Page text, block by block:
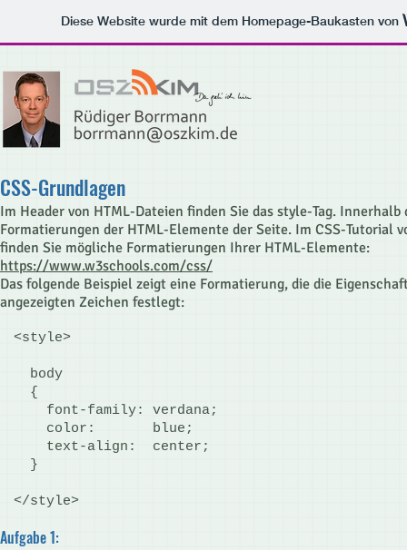
Diese Website wurde mit dem Homepage-Baukasten von
CSS-Grundlagen
Im Header von HTML-Dateien finden Sie das style-Tag. Innerhalb
Formatierungen der HTML-Elemente der Seite. Im CSS-Tutorial
finden Sie mögliche Formatierungen Ihrer HTML-Elemente:
https://www.w3schools.com/css/
Das folgende Beispiel zeigt eine Formatierung, die die
angezeigten Zeichen festlegt:
<style>
body
{
font-family: verdana;
color: blue;
text-align: center;
}
</style>
Aufgabe 1: